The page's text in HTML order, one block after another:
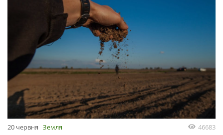
20 червня Земля 46683